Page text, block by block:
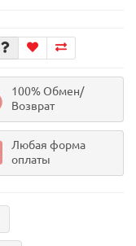
100% Обмен/
Возврат
Любая форма
оплаты